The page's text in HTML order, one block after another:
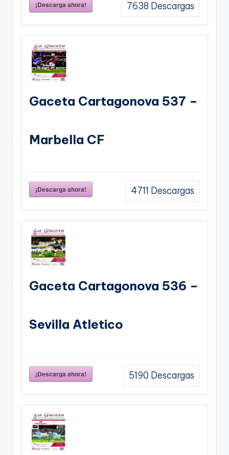
¡Descarga ahora! 7638 Descargas
Gaceta Cartagonova 537 –
Marbella CF
¡Descarga ahora! 4711 Descargas
Gaceta Cartagonova 536 –
Sevilla Atletico
¡Descarga ahora! 5190 Descargas